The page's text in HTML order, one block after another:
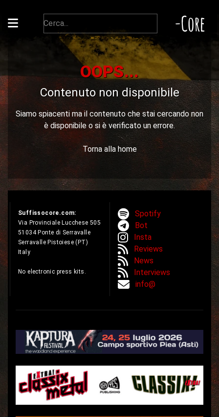
-Core
OOPS...
Contenuto non disponibile
Siamo spiacenti ma il contenuto che stai cercando non
è disponibile o si è verificato un errore.
Torna alla home
Suffissocore.com:
Via Provinciale Lucchese 505
51034 Ponte di Serravalle
Serravalle Pistoiese (PT)
Italy
No electronic press kits.
Spotify
Bot
Insta
Reviews
News
Interviews
info@